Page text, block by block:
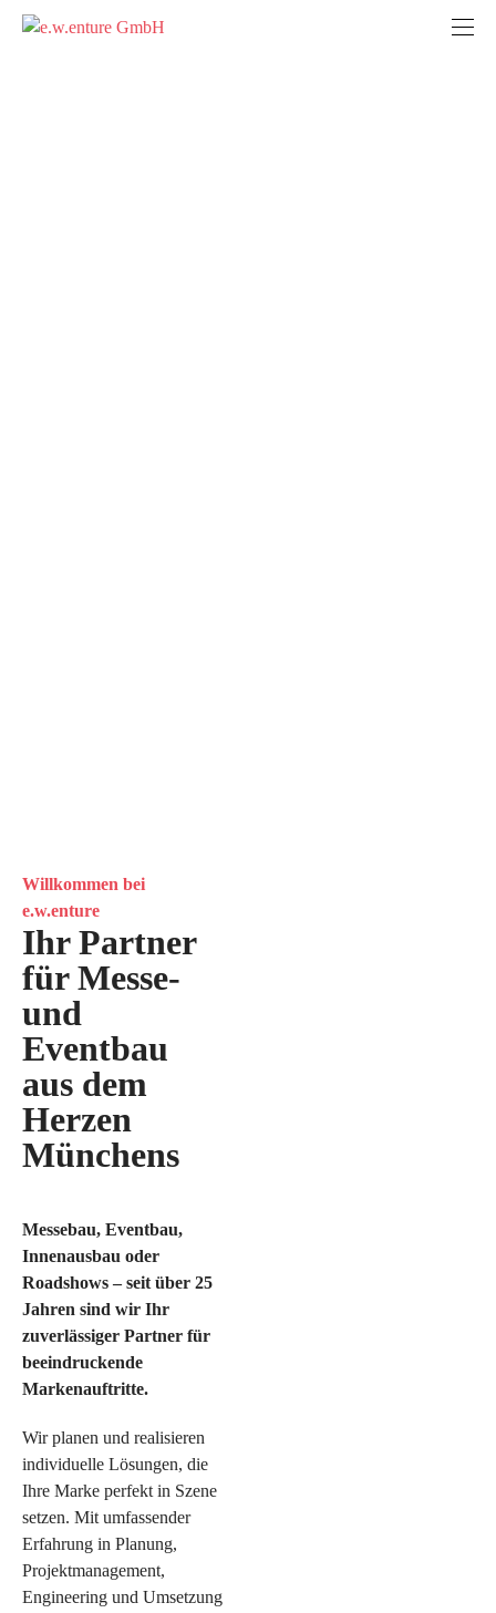
Willkommen bei
e.w.enture
Ihr Partner
für Messe-
und
Eventbau
aus dem
Herzen
Münchens
Messebau, Eventbau,
Innenausbau oder
Roadshows – seit über 25
Jahren sind wir Ihr
zuverlässiger Partner für
beeindruckende
Markenauftritte.
Wir planen und realisieren
individuelle Lösungen, die
Ihre Marke perfekt in Szene
setzen. Mit umfassender
Erfahrung in Planung,
Projektmanagement,
Engineering und Umsetzung